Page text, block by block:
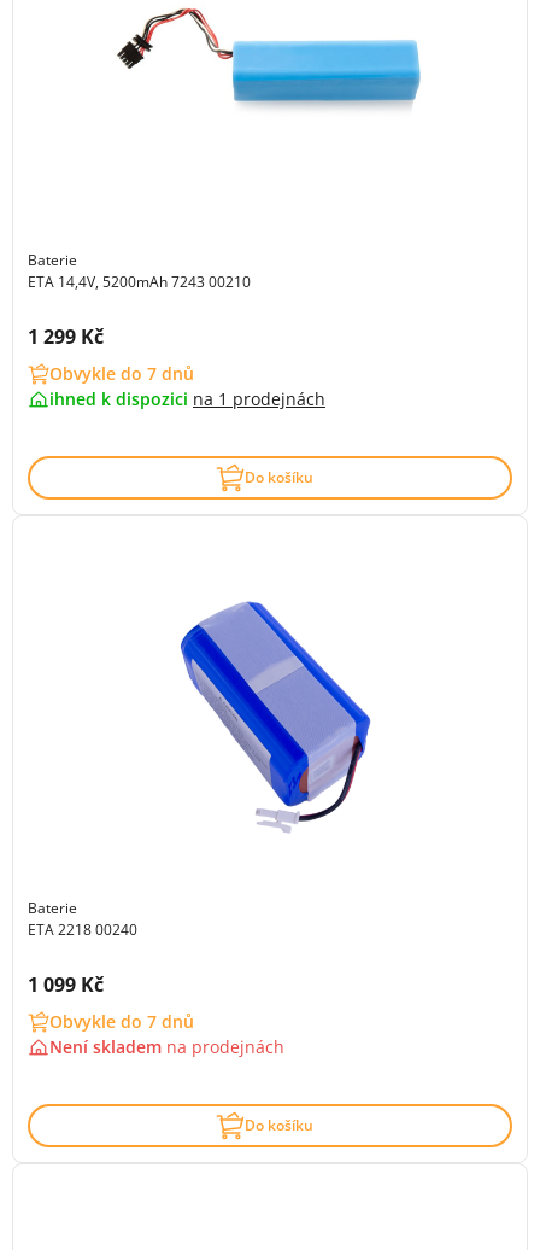
Baterie
ETA 14,4V, 5200mAh 7243 00210
Cena s DPH:
1 299 Kč
Obvykle do 7 dnů
ihned k dispozici na 1 prodejnách
Do košíku
Baterie
ETA 2218 00240
Cena s DPH:
1 099 Kč
Obvykle do 7 dnů
Není skladem na prodejnách
Do košíku